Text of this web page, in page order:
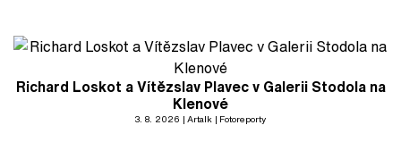
Richard Loskot a Vítězslav Plavec v Galerii Stodola na
Klenové
3. 8. 2026 Artalk Fotoreporty